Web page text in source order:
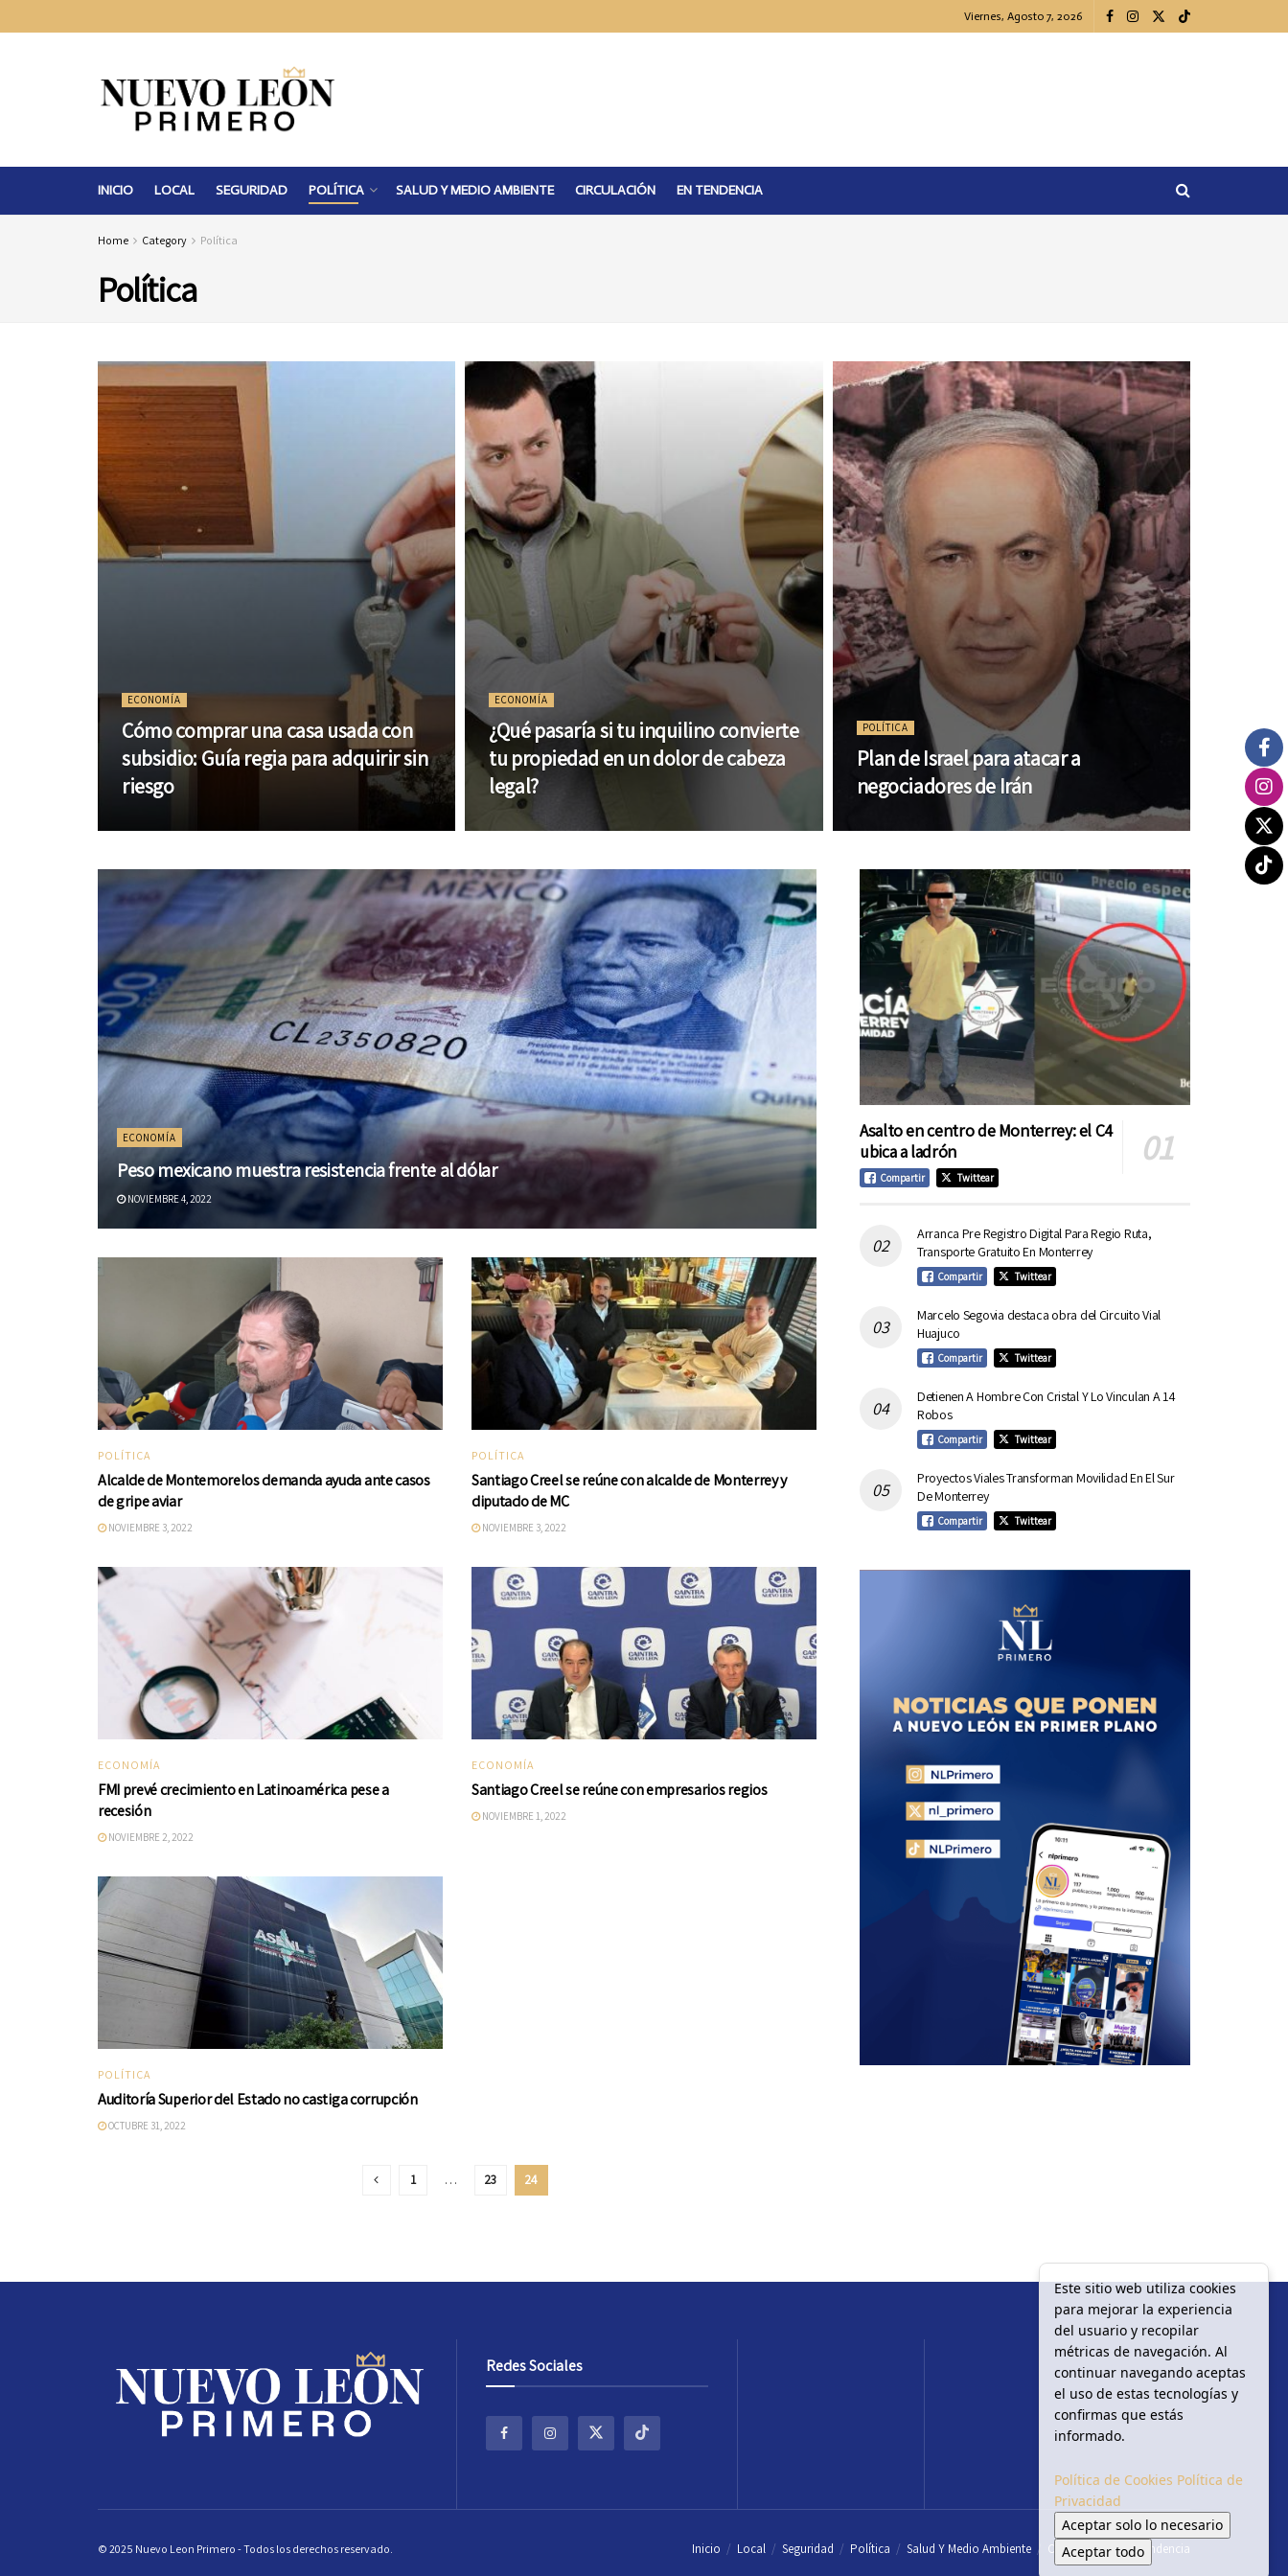
Viernes, Agosto 7, 2026
INICIO LOCAL SEGURIDAD POLÍTICA SALUD Y MEDIO AMBIENTE CIRCULACIÓN EN TENDENCIA
Home Category Política
Política
ECONOMÍA
Cómo comprar una casa usada con
subsidio: Guía regia para adquirir sin
riesgo
ECONOMÍA
¿Qué pasaría si tu inquilino convierte
tu propiedad en un dolor de cabeza
legal?
POLÍTICA
Plan de Israel para atacar a
negociadores de Irán
ECONOMÍA
Peso mexicano muestra resistencia frente al dólar
NOVIEMBRE 4, 2022
POLÍTICA
Alcalde de Montemorelos demanda ayuda ante casos
de gripe aviar
NOVIEMBRE 3, 2022
POLÍTICA
Santiago Creel se reúne con alcalde de Monterrey y
diputado de MC
NOVIEMBRE 3, 2022
ECONOMÍA
FMI prevé crecimiento en Latinoamérica pese a
recesión
NOVIEMBRE 2, 2022
ECONOMÍA
Santiago Creel se reúne con empresarios regios
NOVIEMBRE 1, 2022
POLÍTICA
Auditoría Superior del Estado no castiga corrupción
OCTUBRE 31, 2022
1 … 23 24
Asalto en centro de Monterrey: el C4
ubica a ladrón
Compartir Twittear
Arranca Pre Registro Digital Para Regio Ruta,
Transporte Gratuito En Monterrey
Compartir Twittear
Marcelo Segovia destaca obra del Circuito Vial
Huajuco
Compartir Twittear
Detienen A Hombre Con Cristal Y Lo Vinculan A 14
Robos
Compartir Twittear
Proyectos Viales Transforman Movilidad En El Sur
De Monterrey
Compartir Twittear
Redes Sociales
Inicio Local Seguridad Política Salud Y Medio Ambiente Circulación En tendencia
© 2025 Nuevo Leon Primero - Todos los derechos reservado.
Este sitio web utiliza cookies
para mejorar la experiencia
del usuario y recopilar
métricas de navegación. Al
continuar navegando aceptas
el uso de estas tecnologías y
confirmas que estás
informado.
Política de Cookies Política de
Privacidad
Aceptar solo lo necesario
Aceptar todo